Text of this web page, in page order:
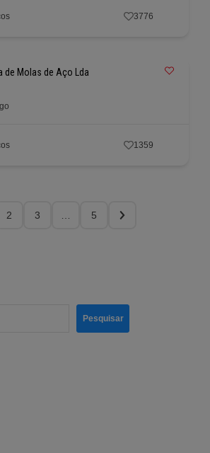
3776
de Molas de Aço Lda
1359
2 3 5
Pesquisar